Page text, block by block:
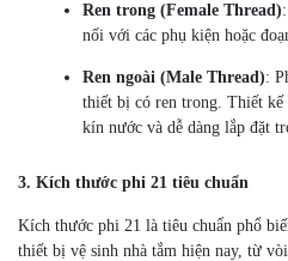
Ren trong (Female Thread)
nối với các phụ kiện hoặc
Ren ngoài (Male Thread):
thiết bị có ren trong. Thiết kế
kín nước và dễ dàng lắp đặt
3. Kích thước phi 21 tiêu chuẩn
Kích thước phi 21 là tiêu chuẩn phổ
thiết bị vệ sinh nhà tắm hiện nay, từ